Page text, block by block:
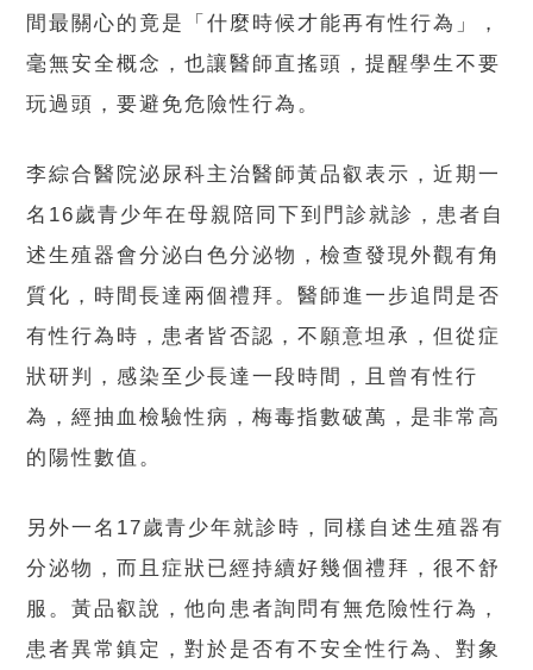
間最關心的竟是「什麼時候才能再有性行為」，
毫無安全概念，也讓醫師直搖頭，提醒學生不要
玩過頭，要避免危險性行為。
李綜合醫院泌尿科主治醫師黃品叡表示，近期一
名16歲青少年在母親陪同下到門診就診，患者自
述生殖器會分泌白色分泌物，檢查發現外觀有角
質化，時間長達兩個禮拜。醫師進一步追問是否
有性行為時，患者皆否認，不願意坦承，但從症
狀研判，感染至少長達一段時間，且曾有性行
為，經抽血檢驗性病，梅毒指數破萬，是非常高
的陽性數值。
另外一名17歲青少年就診時，同樣自述生殖器有
分泌物，而且症狀已經持續好幾個禮拜，很不舒
服。黃品叡說，他向患者詢問有無危險性行為，
患者異常鎮定，對於是否有不安全性行為、對象